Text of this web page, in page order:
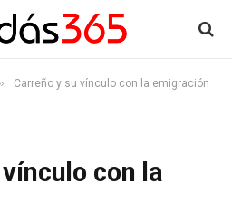
Carreño y su vínculo con la emigración
con la